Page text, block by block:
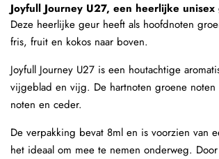
Joyfull Journey U27, een heerlijke unisex
Deze heerlijke geur heeft als hoofdnoten
fris, fruit en kokos naar boven.
Joyfull Journey U27 is een houtachtige
vijgeblad en vijg. De hartnoten groene
noten en ceder.
De verpakking bevat 8ml en is voorzien van
het ideaal om mee te nemen onderweg.